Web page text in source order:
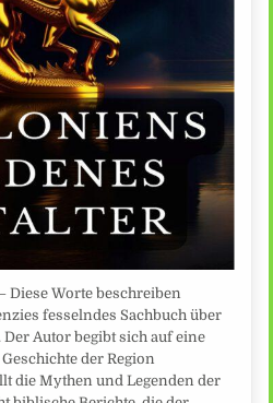
Diese Worte beschreiben
fesselndes Sachbuch über
Autor begibt sich auf eine
der Region
die Mythen und Legenden der